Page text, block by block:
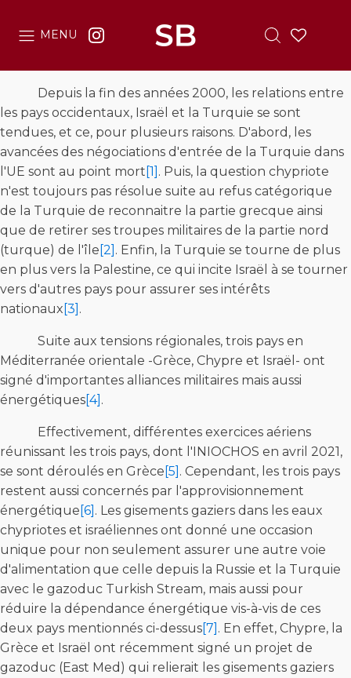
MENU
Depuis la fin des années 2000, les relations entre
les pays occidentaux, Israël et la Turquie se sont
tendues, et ce, pour plusieurs raisons. D'abord, les
avancées des négociations d'entrée de la Turquie dans
l'UE sont au point mort [1] . Puis, la question chypriote
n'est toujours pas résolue suite au refus catégorique
de la Turquie de reconnaitre la partie grecque ainsi
que de retirer ses troupes militaires de la partie nord
(turque) de l'île [2] . Enfin, la Turquie se tourne de plus
en plus vers la Palestine, ce qui incite Israël à se tourner
vers d'autres pays pour assurer ses intérêts
nationaux [3] .
Suite aux tensions régionales, trois pays en
Méditerranée orientale -Grèce, Chypre et Israël- ont
signé d'importantes alliances militaires mais aussi
énergétiques[4] .
Effectivement, différentes exercices aériens
réunissant les trois pays, dont l'INIOCHOS en avril 2021,
se sont déroulés en Grèce [5] . Cependant, les trois pays
restent aussi concernés par l'approvisionnement
énergétique [6] . Les gisements gaziers dans les eaux
chypriotes et israéliennes ont donné une occasion
unique pour non seulement assurer une autre voie
d'alimentation que celle depuis la Russie et la Turquie
avec le gazoduc Turkish Stream, mais aussi pour
réduire la dépendance énergétique vis-à-vis de ces
deux pays mentionnés ci-dessus[7] . En effet, Chypre, la
Grèce et Israël ont récemment signé un projet de
gazoduc (East Med) qui relierait les gisements gaziers